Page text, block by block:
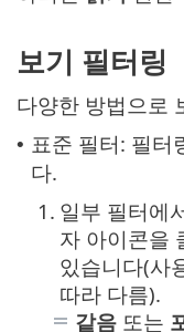
보기 필터링
다양한 방법으로
• 표준 필터: 필터
다.
1. 일부 필터에
자 아이콘을
있습니다(사
따라 다름).
같음 또는